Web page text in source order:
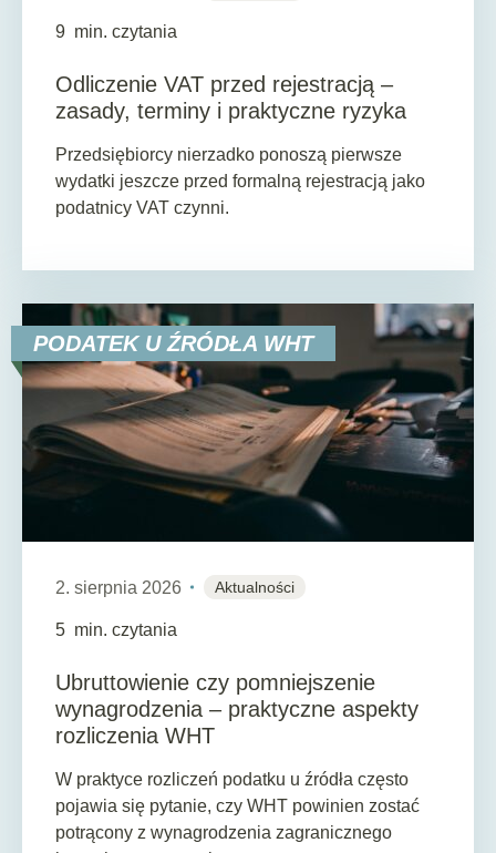
9 min. czytania
Odliczenie VAT przed rejestracją –
zasady, terminy i praktyczne ryzyka
Przedsiębiorcy nierzadko ponoszą pierwsze
wydatki jeszcze przed formalną rejestracją jako
podatnicy VAT czynni.
PODATEK U ŹRÓDŁA WHT
2. sierpnia 2026 Aktualności
5 min. czytania
Ubruttowienie czy pomniejszenie
wynagrodzenia – praktyczne aspekty
rozliczenia WHT
W praktyce rozliczeń podatku u źródła często
pojawia się pytanie, czy WHT powinien zostać
potrącony z wynagrodzenia zagranicznego